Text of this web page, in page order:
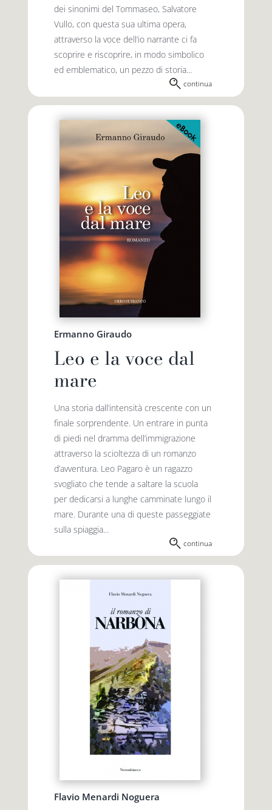
dei sinonimi del Tommaseo, Salvatore
Vullo, con questa sua ultima opera,
attraverso la voce dell’io narrante ci fa
scoprire e riscoprire, in modo simbolico
ed emblematico, un pezzo di storia...
continua
Ermanno Giraudo
Leo e la voce dal
mare
Una storia dall’intensità crescente con un
finale sorprendente. Un entrare in punta
di piedi nel dramma dell’immigrazione
attraverso la scioltezza di un romanzo
d’avventura. Leo Pagaro è un ragazzo
svogliato che tende a saltare la scuola
per dedicarsi a lunghe camminate lungo il
mare. Durante una di queste passeggiate
sulla spiaggia...
continua
Flavio Menardi Noguera